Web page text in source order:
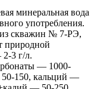
минеральная вода
употребления.
из скважин № 7-РЭ,
природной
3 г/л.
— 1000-
150, кальций —